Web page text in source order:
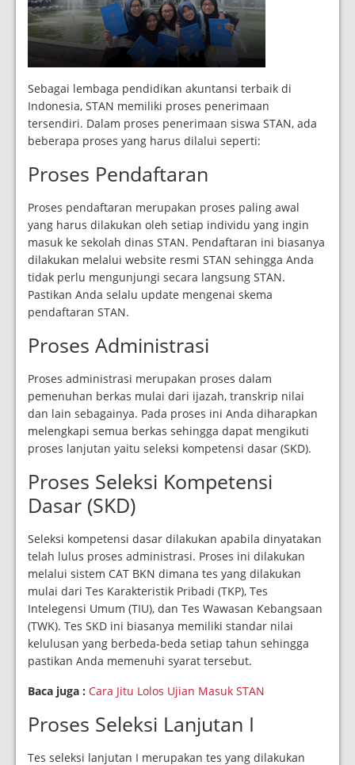
Sebagai lembaga pendidikan akuntansi terbaik di
Indonesia, STAN memiliki proses penerimaan
tersendiri. Dalam proses penerimaan siswa STAN, ada
beberapa proses yang harus dilalui seperti:
Proses Pendaftaran
Proses pendaftaran merupakan proses paling awal
yang harus dilakukan oleh setiap individu yang ingin
masuk ke sekolah dinas STAN. Pendaftaran ini biasanya
dilakukan melalui website resmi STAN sehingga Anda
tidak perlu mengunjungi secara langsung STAN.
Pastikan Anda selalu update mengenai skema
pendaftaran STAN.
Proses Administrasi
Proses administrasi merupakan proses dalam
pemenuhan berkas mulai dari ijazah, transkrip nilai
dan lain sebagainya. Pada proses ini Anda diharapkan
melengkapi semua berkas sehingga dapat mengikuti
proses lanjutan yaitu seleksi kompetensi dasar (SKD).
Proses Seleksi Kompetensi
Dasar (SKD)
Seleksi kompetensi dasar dilakukan apabila dinyatakan
telah lulus proses administrasi. Proses ini dilakukan
melalui sistem CAT BKN dimana tes yang dilakukan
mulai dari Tes Karakteristik Pribadi (TKP), Tes
Intelegensi Umum (TIU), dan Tes Wawasan Kebangsaan
(TWK). Tes SKD ini biasanya memiliki standar nilai
kelulusan yang berbeda-beda setiap tahun sehingga
pastikan Anda memenuhi syarat tersebut.
Baca juga : Cara Jitu Lolos Ujian Masuk STAN
Proses Seleksi Lanjutan I
Tes seleksi lanjutan I merupakan tes yang dilakukan